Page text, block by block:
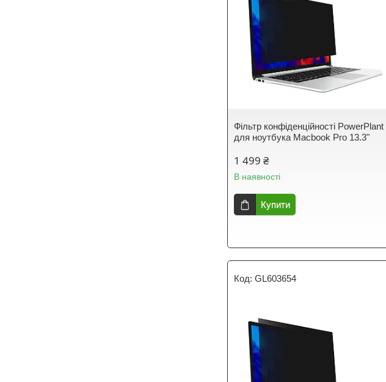
Фільтр конфіденційності PowerPlant
для ноутбука Macbook Pro 13.3"
1 499 ₴
В наявності
Купити
GL603654